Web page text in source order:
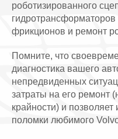
роботизированного
фрикционов и ремонт
Помните, что
диагностика вашего
непредвиденных
затраты на его ремонт
крайности) и
поломки любимого